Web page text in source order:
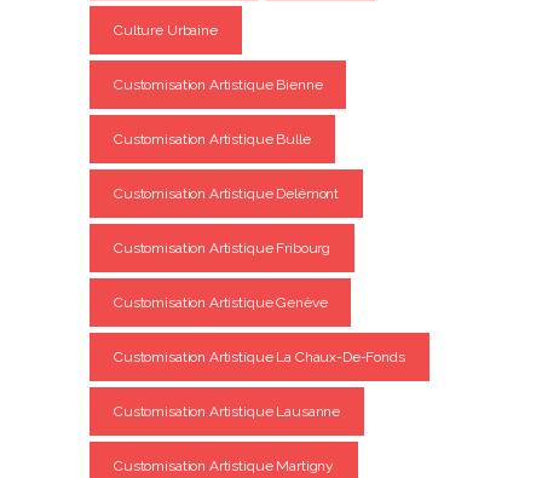
Culture Urbaine
Customisation Artistique Bienne
Customisation Artistique Bulle
Customisation Artistique Delémont
Customisation Artistique Fribourg
Customisation Artistique Genève
Customisation Artistique La Chaux-De-Fonds
Customisation Artistique Lausanne
Customisation Artistique Martigny